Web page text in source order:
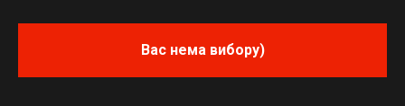
Вас нема вибору)